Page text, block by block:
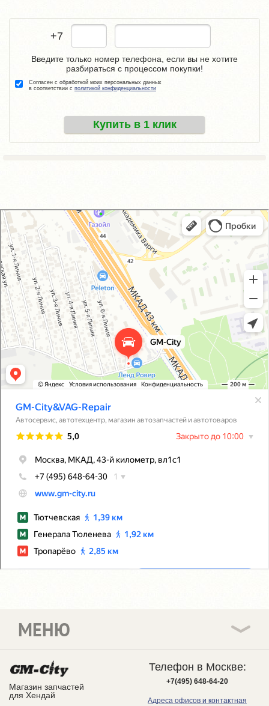
+7
Купить в 1 клик
Введите только номер телефона, если вы не хотите
разбираться с процессом покупки!
Согласен с обработкой моих персональных данных
в соответствии с политикой конфиденциальности
GM-City&VAG-Repair
Автосервис, автотехцентр в Москве
Магазин автозапчастей и автотоваров в Москве
Магазин запчастей
для Хендай
МЕНЮ
Телефон в Москве:
+7(495) 648-64-20
Адреса офисов и контактная